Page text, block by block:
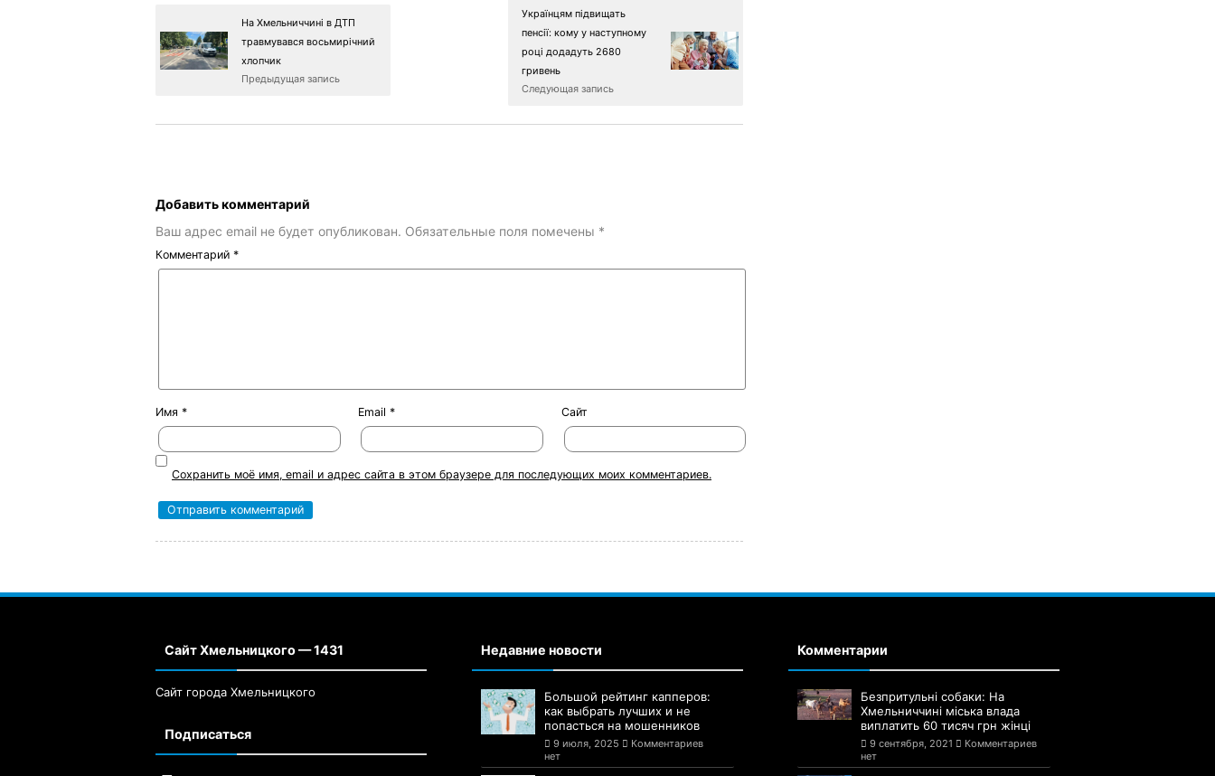
На Хмельниччині в ДТП
травмувався восьмирічний
хлопчик
Предыдущая запись
Українцям підвищать
пенсії: кому у наступному
році додадуть 2680
гривень
Следующая запись
Добавить комментарий
Ваш адрес email не будет опубликован. Обязательные поля помечены *
Комментарий *
Имя * Email* Сайт
Сохранить моё имя, email и адрес сайта в этом браузере для последующих моих комментариев.
Сайт Хмельницкого — 1431
Сайт города Хмельницкого
Подписаться
Недавние новости
Большой рейтинг капперов:
как выбрать лучших и не
попасться на мошенников
9 июля, 2025
Комментариев
нет
Комментарии
Безпритульні собаки: На
Хмельниччині міська влада
виплатить 60 тисяч грн жінці
9 сентября, 2021
Комментариев
нет